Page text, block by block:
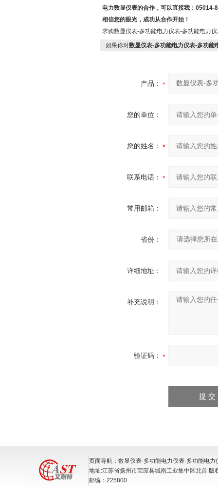
电力数显仪表的合作，可以直接我：05014-
相信您的眼光，成功从合作开始！
求购数显仪表-多功能电力仪表-多功能电力
如果你对数显仪表-多功能电力仪表-多功能
产品：
您的单位：
您的姓名：
联系电话：
常用邮箱：
省份：
详细地址：
补充说明：
验证码：
页面导航：数显仪表-多功能电力仪表-多功能电力
地址:江苏省扬州市宝应县城南工业集中区北首 版
邮编：225800